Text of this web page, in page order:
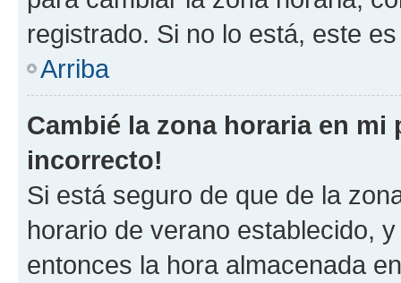
registrado. Si no lo está, este
Arriba
Cambié la zona horaria en
incorrecto!
Si está seguro de que de la
horario de verano establecido,
entonces la hora almacenada